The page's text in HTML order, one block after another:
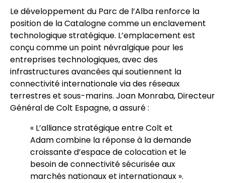
Le développement du Parc de l’Alba renforce la
position de la Catalogne comme un enclavement
technologique stratégique. L’emplacement est
conçu comme un point névralgique pour les
entreprises technologiques, avec des
infrastructures avancées qui soutiennent la
connectivité internationale via des réseaux
terrestres et sous-marins. Joan Monraba, Directeur
Général de Colt Espagne, a assuré :
« L’alliance stratégique entre Colt et
Adam combine la réponse à la demande
croissante d’espace de colocation et le
besoin de connectivité sécurisée aux
marchés nationaux et internationaux ».